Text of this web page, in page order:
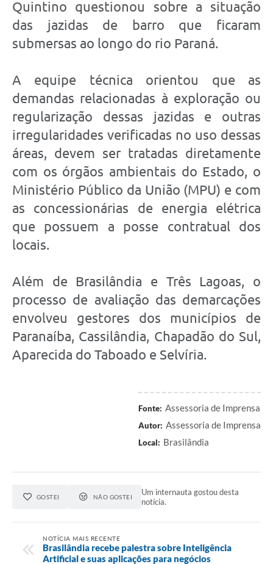
Quintino questionou sobre a situação
das jazidas de barro que ficaram
submersas ao longo do rio Paraná.
A equipe técnica orientou que as
demandas relacionadas à exploração ou
regularização dessas jazidas e outras
irregularidades verificadas no uso dessas
áreas, devem ser tratadas diretamente
com os órgãos ambientais do Estado, o
Ministério Público da União (MPU) e com
as concessionárias de energia elétrica
que possuem a posse contratual dos
locais.
Além de Brasilândia e Três Lagoas, o
processo de avaliação das demarcações
envolveu gestores dos municípios de
Paranaíba, Cassilândia, Chapadão do Sul,
Aparecida do Taboado e Selvíria.
Fonte: Assessoria de Imprensa
Autor: Assessoria de Imprensa
Local: Brasilândia
GOSTEI NÃO GOSTEI
Um internauta gostou desta
notícia.
NOTÍCIA MAIS RECENTE
Brasilândia recebe palestra sobre Inteligência
Artificial e suas aplicações para negócios